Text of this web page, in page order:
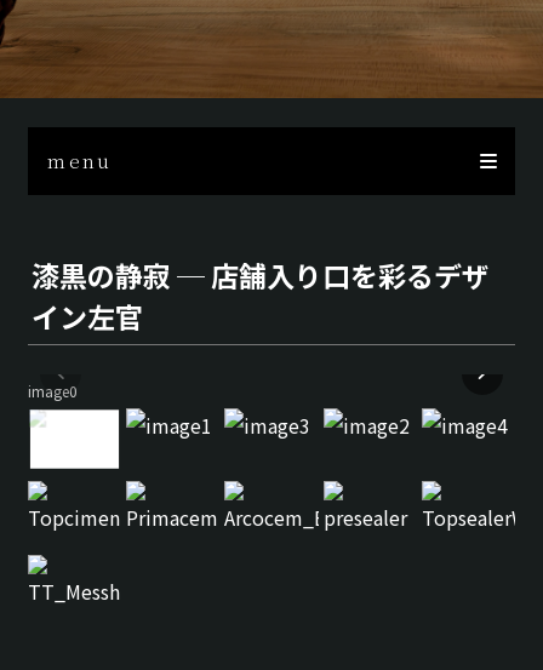
menu
漆黒の静寂 ─ 店舗入り口を彩るデザ
イン左官
image0